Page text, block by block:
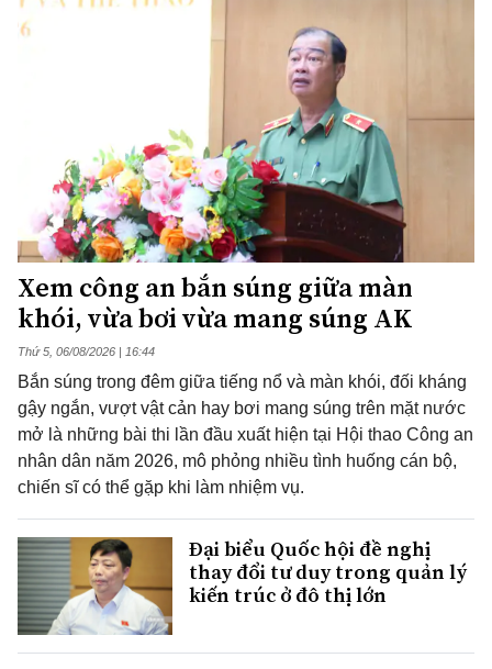
Xem công an bắn súng giữa màn
khói, vừa bơi vừa mang súng AK
Thứ 5, 06/08/2026 | 16:44
Bắn súng trong đêm giữa tiếng nổ và màn khói, đối kháng
gậy ngắn, vượt vật cản hay bơi mang súng trên mặt nước
mở là những bài thi lần đầu xuất hiện tại Hội thao Công an
nhân dân năm 2026, mô phỏng nhiều tình huống cán bộ,
chiến sĩ có thể gặp khi làm nhiệm vụ.
Đại biểu Quốc hội đề nghị
thay đổi tư duy trong quản lý
kiến trúc ở đô thị lớn